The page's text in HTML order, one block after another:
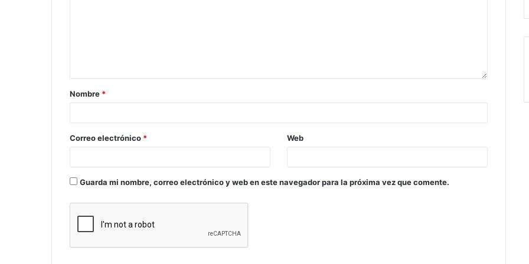
Nombre *
Correo electrónico * Web
Guarda mi nombre, correo electrónico y web en este navegador para la próxima vez que comente.